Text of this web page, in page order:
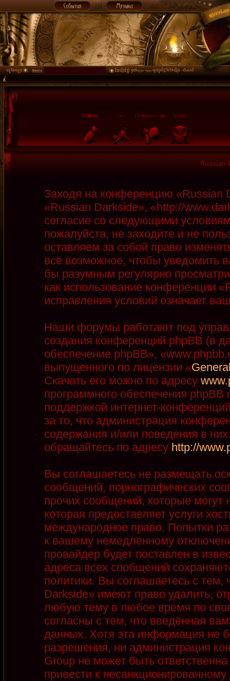
Russian
Заходя на конференцию
«Russian Darkside», «http://
согласие со следующими
пожалуйста, не заходите и не
оставляем за собой право
всё возможное, чтобы уведомить
бы разумным регулярно
как использование конференции
исправления условий означает
Наши форумы работают под
создания конференций phpBB (в
обеспечение phpBB»,
выпущенного по лицензии «
Скачать его можно по адресу
программного обеспечения phpBB
поддержкой интернет-
за то, что администрация
содержания и/или поведения в
обращайтесь по адресу http://
Вы соглашаетесь не размещать
сообщений, порнографических
прочих сообщений, которые
которая предоставляет услуги
международное право. Попытки
к вашему немедленному
провайдер будет поставлен в
адреса всех сообщений
политики. Вы соглашаетесь с
Darkside» имеют право удалить,
любую тему в любое время по
согласны с тем, что введённая
данных. Хотя эта информация не
разрешения, ни администрация
Group не может быть
привести к несанкционированному